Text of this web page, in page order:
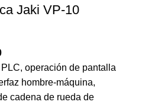
Jaki VP-10
operación de pantalla
hombre-máquina,
cadena de rueda de